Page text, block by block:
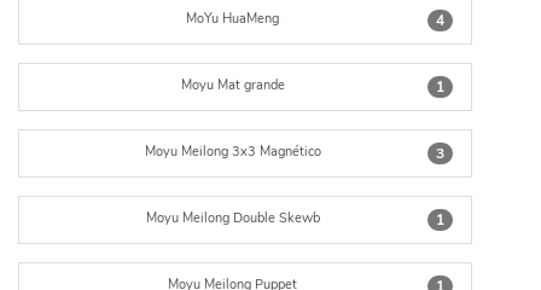
4
MoYu HuaMeng
1
Moyu Mat grande
3
Moyu Meilong 3x3 Magnético
1
Moyu Meilong Double Skewb
Moyu Meilong Puppet